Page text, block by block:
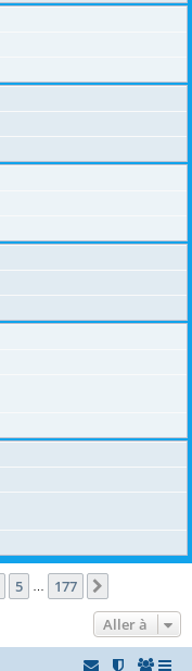
5 177
Aller à